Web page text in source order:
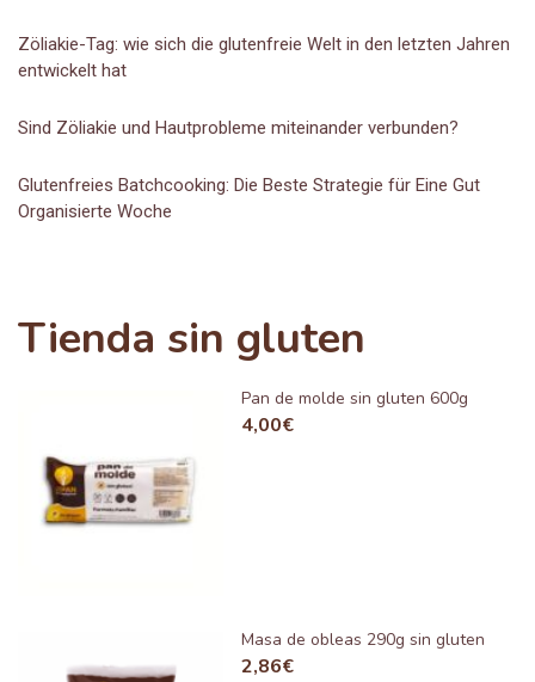
Zöliakie-Tag: wie sich die glutenfreie Welt in den letzten Jahren
entwickelt hat
Sind Zöliakie und Hautprobleme miteinander verbunden?
Glutenfreies Batchcooking: Die Beste Strategie für Eine Gut
Organisierte Woche
Tienda sin gluten
Pan de molde sin gluten 600g
4,00€
Masa de obleas 290g sin gluten
2,86€